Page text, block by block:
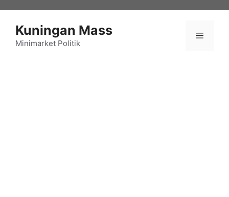
Kuningan Mass
Minimarket Politik
Menu